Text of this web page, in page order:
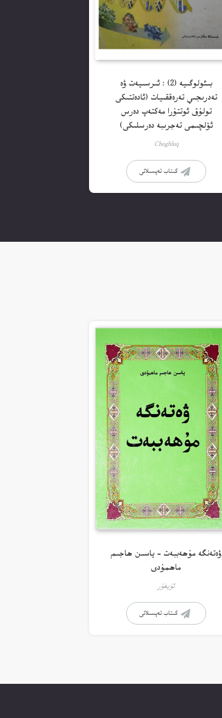
بىئولوگىيە (2) : ئىرسىيەت ۋە
تەدرىجىي تەرەققىيات (ئادەتتىكى
تولۇق ئوتتۇرا مەكتەپ دەرس
ئۆلچىمى تەجرىبە دەرسلىكى)
Choghluq
كىتاب تەپسىلاتى
ۋەتەنگە مۇھەببەت – ياسىن ھاجىم
ماھمۇدى
ئۇيغۇر
كىتاب تەپسىلاتى